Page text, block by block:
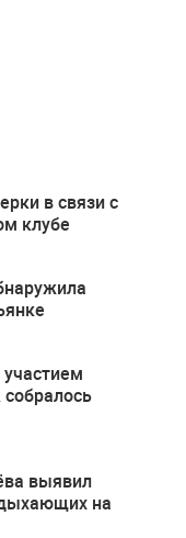
в связи с
клубе
собралось
выявил
на